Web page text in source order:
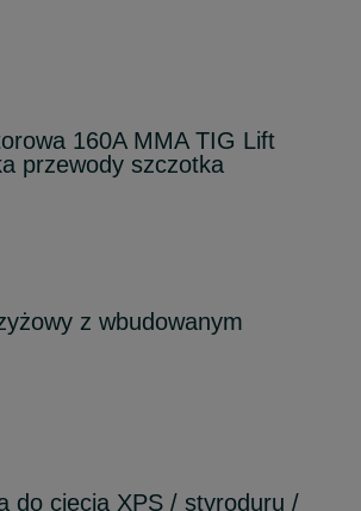
160A MMA TIG Lift
przewody szczotka
z wbudowanym
do cięcia XPS / styroduru /